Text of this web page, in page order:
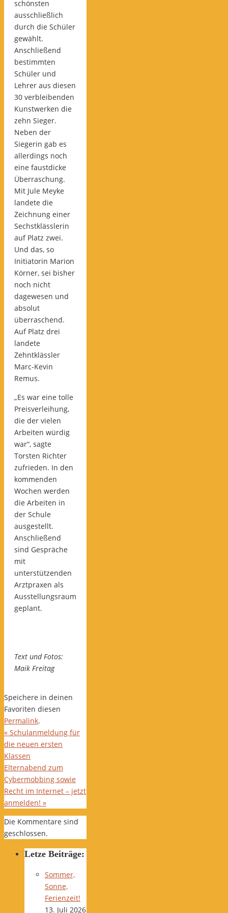
schönsten
ausschließlich
durch die Schüler
gewählt.
Anschließend
bestimmten
Schüler und
Lehrer aus diesen
30 verbleibenden
Kunstwerken die
zehn Sieger.
Neben der
Siegerin gab es
allerdings noch
eine faustdicke
Überraschung.
Mit Jule Meyke
landete die
Zeichnung einer
Sechstklässlerin
auf Platz zwei.
Und das, so
Initiatorin Marion
Körner, sei bisher
noch nicht
dagewesen und
absolut
überraschend.
Auf Platz drei
landete
Zehntklässler
Marc-Kevin
Remus.
„Es war eine tolle
Preisverleihung,
die der vielen
Arbeiten würdig
war“, sagte
Torsten Richter
zufrieden. In den
kommenden
Wochen werden
die Arbeiten in
der Schule
ausgestellt.
Anschließend
sind Gespräche
mit
unterstützenden
Arztpraxen als
Ausstellungsraum
geplant.
Text und Fotos:
Maik Freitag
Speichere in deinen
Favoriten diesen
Permalink.
« Schulanmeldung für
die neuen ersten
Klassen
Elternabend zum
Cybermobbing sowie
Recht im Internet – jetzt
anmelden! »
Die Kommentare sind
geschlossen.
Letze Beiträge:
Sommer,
Sonne,
Ferienzeit!
13. Juli 2026